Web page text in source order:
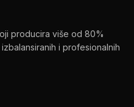
producira više od 80%
i profesionalnih